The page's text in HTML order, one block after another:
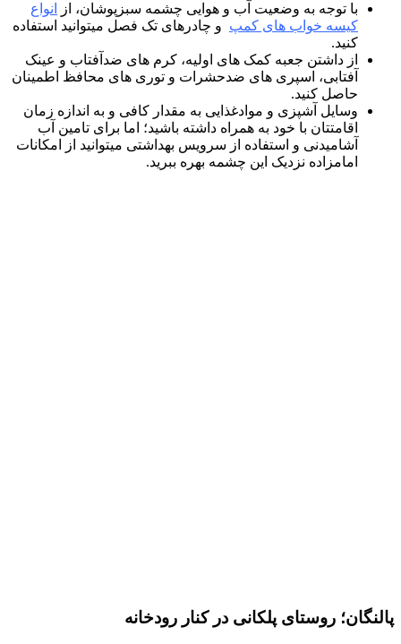
با توجه به وضعیت آب و هوایی چشمه سبزپوشان، از
انواع
کیسه خواب های کمپ و چادرهای تک فصل میتوانید استفاده
کنید.
از داشتن جعبه کمک های اولیه، کرم های ضدآفتاب و عینک
آفتابی، اسپری های ضدحشرات و توری های محافظ اطمینان
حاصل کنید.
وسایل آشپزی و موادغذایی به مقدار کافی و به اندازه زمان
اقامتتان با خود به همراه داشته باشید؛ اما برای تامین آب
آشامیدنی و استفاده از سرویس بهداشتی میتوانید از امکانات
امامزاده نزدیک این چشمه بهره ببرید.
پالنگان؛ روستای پلکانی در کنار رودخانه